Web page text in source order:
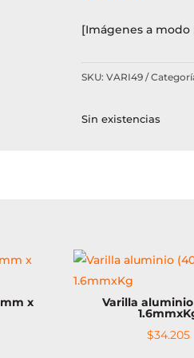
[Imágenes a modo
SKU: VARI49
Sin existencias
x Varilla
$34.205